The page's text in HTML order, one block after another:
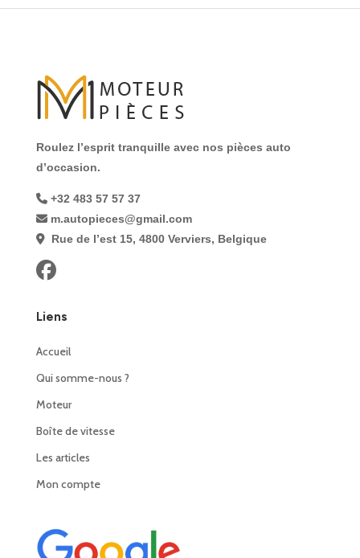
Roulez l’esprit tranquille avec nos pièces auto
d’occasion.
+32 483 57 57 37
m.autopieces@gmail.com
Rue de l’est 15, 4800 Verviers, Belgique
Liens
Accueil
Qui somme-nous ?
Moteur
Boîte de vitesse
Les articles
Mon compte